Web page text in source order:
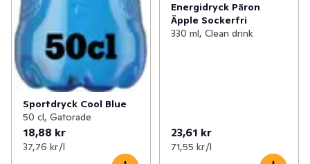
Sportdryck Cool Blue
50 cl, Gatorade
18,88 kr
37,76 kr /l
Energidryck Päron
Äpple Sockerfri
330 ml, Clean drink
23,61 kr
71,55 kr /l